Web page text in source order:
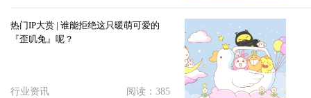
热门IP大赏 | 谁能拒绝这只暖萌可爱的
『歪叽兔』呢？
行业资讯 阅读：385